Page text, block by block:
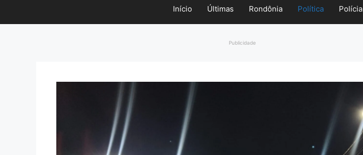
Início Últimas Rondônia Política Polícia
Publicidade